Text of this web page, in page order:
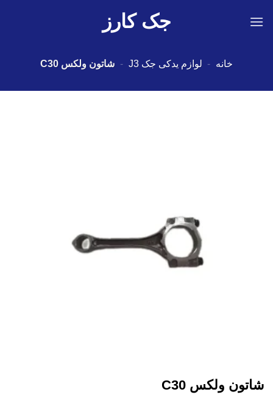
جک کارز
خانه - لوازم یدکی جک J3 - شاتون ولکس C30
شاتون ولکس C30